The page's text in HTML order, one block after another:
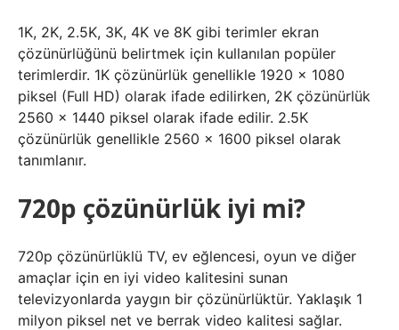
1K, 2K, 2.5K, 3K, 4K ve 8K gibi terimler ekran
çözünürlüğünü belirtmek için kullanılan popüler
terimlerdir. 1K çözünürlük genellikle 1920 x 1080
piksel (Full HD) olarak ifade edilirken, 2K çözünürlük
2560 x 1440 piksel olarak ifade edilir. 2.5K
çözünürlük genellikle 2560 x 1600 piksel olarak
tanımlanır.
720p çözünürlük iyi mi?
720p çözünürlüklü TV, ev eğlencesi, oyun ve diğer
amaçlar için en iyi video kalitesini sunan
televizyonlarda yaygın bir çözünürlüktür. Yaklaşık 1
milyon piksel net ve berrak video kalitesi sağlar.